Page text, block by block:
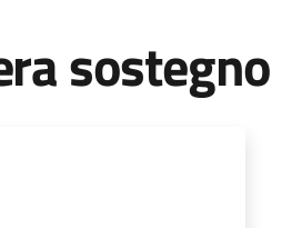
sostegno